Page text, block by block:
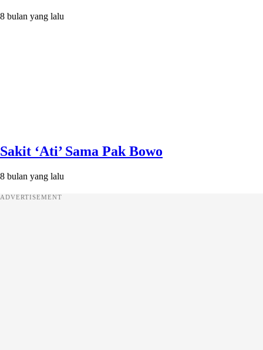
8 bulan yang lalu
Sakit ‘Ati’ Sama Pak Bowo
8 bulan yang lalu
ADVERTISEMENT